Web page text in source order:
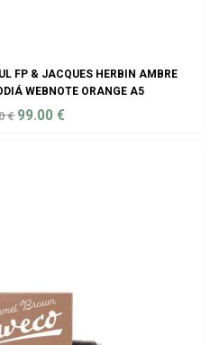
FP & JACQUES HERBIN AMBRE
WEBNOTE ORANGE A5
€ 99.00 €